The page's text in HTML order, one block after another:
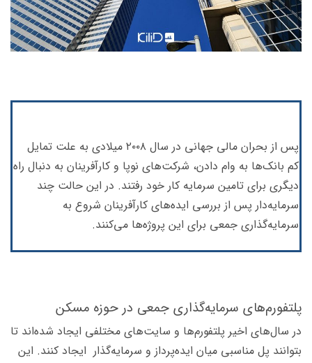
پس از بحران مالی جهانی در سال ۲۰۰۸ میلادی به علت تمایل
کم بانک‌ها به وام دادن، شرکت‌های نوپا و کارآفرینان به دنبال راه
دیگری برای تامین سرمایه کار خود رفتند. در این حالت چند
سرمایه‌دار پس از بررسی ایده‌های کارآفرینان شروع به
سرمایه‌گذاری جمعی برای این پروژه‌ها می‌کنند.
پلتفورم‌های سرمایه‌گذاری جمعی در حوزه مسکن
در سال‌های اخیر پلتفورم‌ها و سایت‌های مختلفی ایجاد شده‌اند تا
بتوانند پل مناسبی میان ایده‌پرداز و سرمایه‌گذار ایجاد کنند. این